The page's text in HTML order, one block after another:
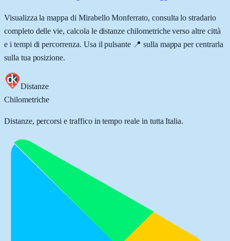
Visualizza la mappa di Mirabello Monferrato, consulta lo stradario
completo delle vie, calcola le distanze chilometriche verso altre città
e i tempi di percorrenza. Usa il pulsante 📍 sulla mappa per centrarla
sulla tua posizione.
Distanze
Chilometriche
Distanze, percorsi e traffico in tempo reale in tutta Italia.